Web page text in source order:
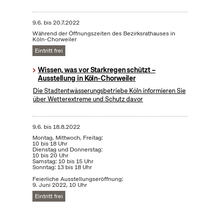
9.6. bis20.7.2022
Während der Öffnungszeiten des Bezirksrathauses in
Köln-Chorweiler
Eintritt frei
Wissen, was vor Starkregen schützt –
Ausstellung in Köln-Chorweiler
Die Stadtentwässerungsbetriebe Köln informieren Sie
über Wetterextreme und Schutz davor
9.6. bis18.8.2022
Montag, Mittwoch, Freitag:
10 bis 18 Uhr
Dienstag und Donnerstag:
10 bis 20 Uhr
Samstag: 10 bis 15 Uhr
Sonntag: 13 bis 18 Uhr
Feierliche Ausstellungseröffnung:
9. Juni 2022, 10 Uhr
Eintritt frei